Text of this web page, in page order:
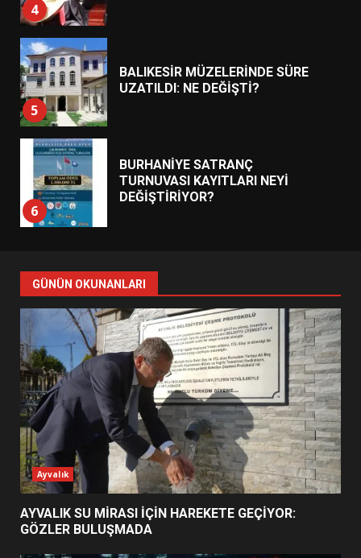
4
5
BALIKESİR MÜZELERİNDE SÜRE
UZATILDI: NE DEĞİŞTİ?
6
BURHANİYE SATRANÇ
TURNUVASI KAYITLARI NEYİ
DEĞİŞTİRİYOR?
7
YENİ YÖNETİM NASIL
ŞEKİLLENDİ?
1
AYVALIK SU MİRASI İÇİN
HAREKETE GEÇİYOR: GÖZLER
BULUŞMADA
2
ESA 2026’DA TÜRK BAHARATI
NEYİ TEMSİL ETTİ?
GÜNÜN OKUNANLARI
Ayvalık
AYVALIK SU MİRASI İÇİN HAREKETE GEÇİYOR:
GÖZLER BULUŞMADA